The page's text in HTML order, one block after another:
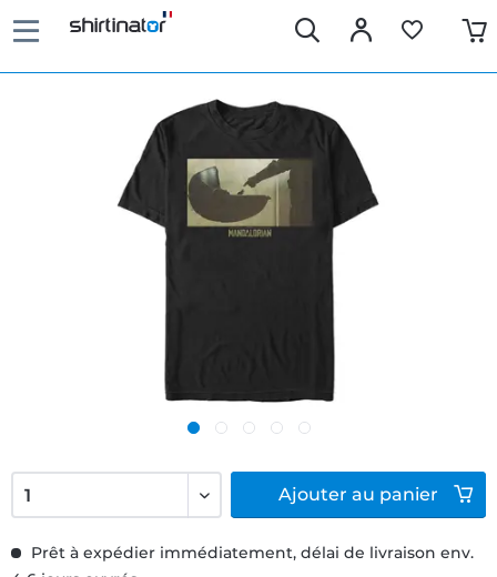
Prêt à expédier immédiatement, délai de livraison env.
Ajouter au panier